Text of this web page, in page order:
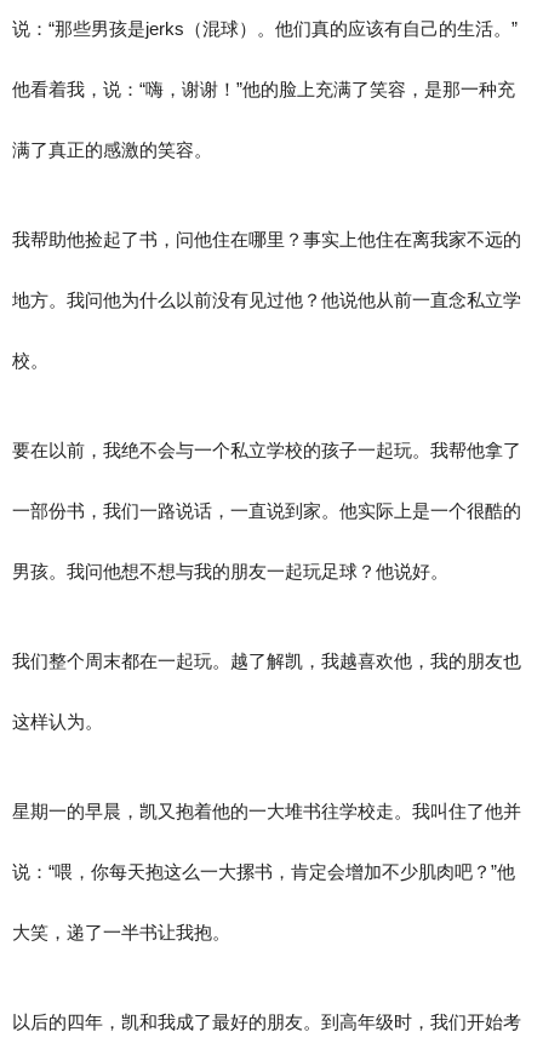
说：“那些男孩是jerks（混球）。他们真的应该有自己的生活。”
他看着我，说：“嗨，谢谢！”他的脸上充满了笑容，是那一种充
满了真正的感激的笑容。
我帮助他捡起了书，问他住在哪里？事实上他住在离我家不远的
地方。我问他为什么以前没有见过他？他说他从前一直念私立学
校。
要在以前，我绝不会与一个私立学校的孩子一起玩。我帮他拿了
一部份书，我们一路说话，一直说到家。他实际上是一个很酷的
男孩。我问他想不想与我的朋友一起玩足球？他说好。
我们整个周末都在一起玩。越了解凯，我越喜欢他，我的朋友也
这样认为。
星期一的早晨，凯又抱着他的一大堆书往学校走。我叫住了他并
说：“喂，你每天抱这么一大摞书，肯定会增加不少肌肉吧？”他
大笑，递了一半书让我抱。
以后的四年，凯和我成了最好的朋友。到高年级时，我们开始考